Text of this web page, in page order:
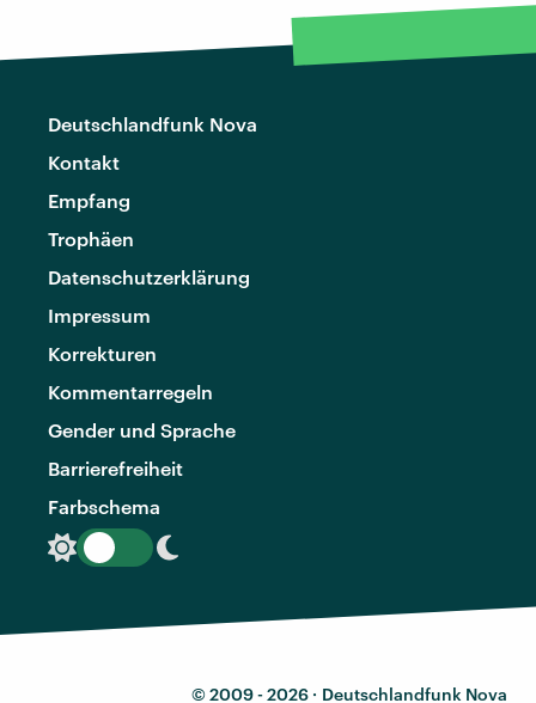
Deutschlandfunk Nova
Kontakt
Empfang
Trophäen
Datenschutzerklärung
Impressum
Korrekturen
Kommentarregeln
Gender und Sprache
Barrierefreiheit
Farbschema
© 2009 - 2026 · Deutschlandfunk Nova